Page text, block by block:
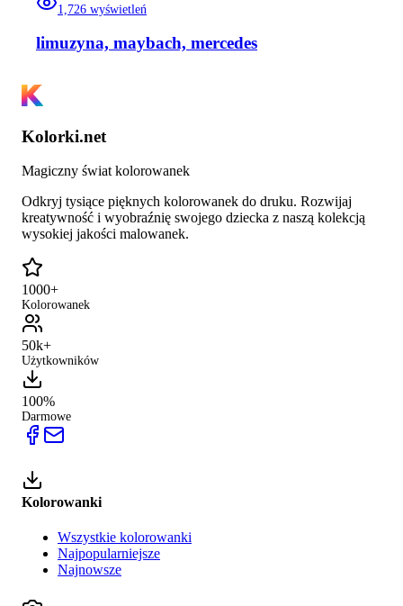
1,726 wyświetleń
limuzyna, maybach, mercedes
Kolorki.net
Magiczny świat kolorowanek
Odkryj tysiące pięknych kolorowanek do druku. Rozwijaj
kreatywność i wyobraźnię swojego dziecka z naszą kolekcją
wysokiej jakości malowanek.
1000+
Kolorowanek
50k+
Użytkowników
100%
Darmowe
Kolorowanki
Wszystkie kolorowanki
Najpopularniejsze
Najnowsze